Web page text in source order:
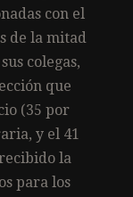
con el
de la mitad
colegas,
que
(35 por
y el 41
la
para los